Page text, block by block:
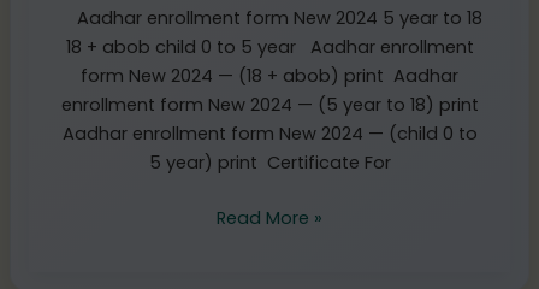
Aadhar enrollment form New 2024 5 year to 18
18 + abob child 0 to 5 year Aadhar enrollment
form New 2024 — (18 + abob) print Aadhar
enrollment form New 2024 — (5 year to 18) print
Aadhar enrollment form New 2024 — (child 0 to
5 year) print Certificate For
Read More »